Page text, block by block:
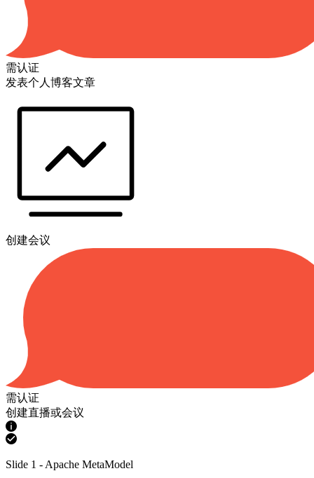
需认证
发表个人博客文章
创建会议
需认证
创建直播或会议
Slide 1 - Apache MetaModel